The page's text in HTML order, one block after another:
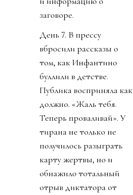
заговоре.
День 7. В прессу
вбросили рассказы о
том, как Инфантино
буллили в детстве.
Публика восприняла как
должно. «Жаль тебя.
Теперь проваливай». У
тирана не только не
получилось разыграть
карту жертвы, но и
обнажило тотальный
отрыв диктатора от